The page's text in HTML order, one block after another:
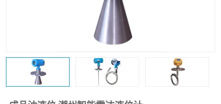
测漏仪
锅炉水位计
智能锅炉水位计